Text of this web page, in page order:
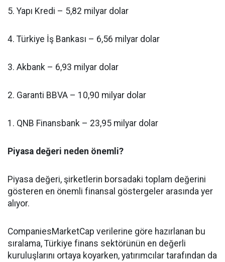
5. Yapı Kredi – 5,82 milyar dolar
4. Türkiye İş Bankası – 6,56 milyar dolar
3. Akbank – 6,93 milyar dolar
2. Garanti BBVA – 10,90 milyar dolar
1. QNB Finansbank – 23,95 milyar dolar
Piyasa değeri neden önemli?
Piyasa değeri, şirketlerin borsadaki toplam değerini
gösteren en önemli finansal göstergeler arasında yer
alıyor.
CompaniesMarketCap verilerine göre hazırlanan bu
sıralama, Türkiye finans sektörünün en değerli
kuruluşlarını ortaya koyarken, yatırımcılar tarafından da